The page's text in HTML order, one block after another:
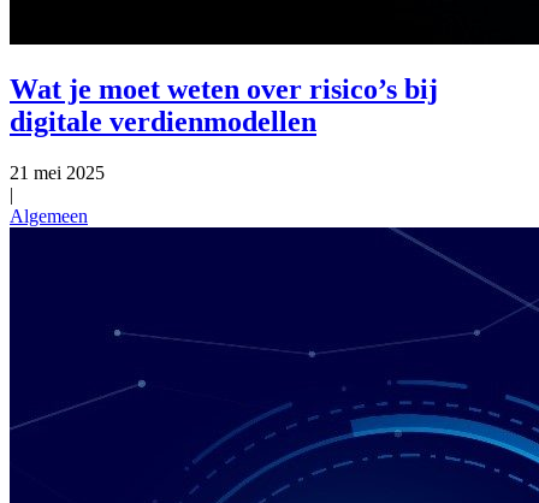
Wat je moet weten over risico’s bij
digitale verdienmodellen
21 mei 2025
|
Algemeen